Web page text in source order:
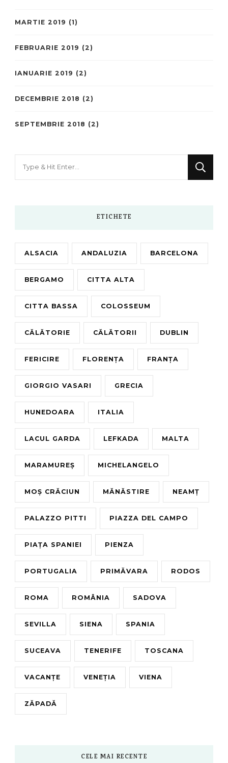
MARTIE 2019 (1)
FEBRUARIE 2019 (2)
IANUARIE 2019 (2)
DECEMBRIE 2018 (2)
SEPTEMBRIE 2018 (2)
ETICHETE
ALSACIA ANDALUZIA BARCELONA
BERGAMO CITTA ALTA
CITTA BASSA COLOSSEUM
CĂLĂTORIE CĂLĂTORII DUBLIN
FERICIRE FLORENȚA FRANȚA
GIORGIO VASARI GRECIA
HUNEDOARA ITALIA
LACUL GARDA LEFKADA MALTA
MARAMUREȘ MICHELANGELO
MOȘ CRĂCIUN MĂNĂSTIRE NEAMȚ
PALAZZO PITTI PIAZZA DEL CAMPO
PIAȚA SPANIEI PIENZA
PORTUGALIA PRIMĂVARA RODOS
ROMA ROMÂNIA SADOVA
SEVILLA SIENA SPANIA
SUCEAVA TENERIFE TOSCANA
VACANȚE VENEȚIA VIENA
ZĂPADĂ
CELE MAI RECENTE